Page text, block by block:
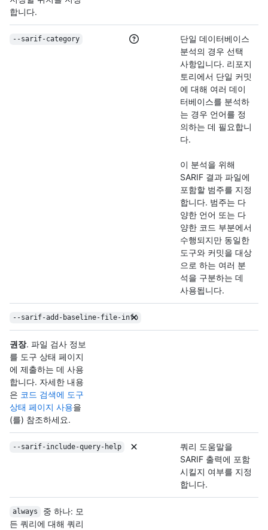
합니다.
--sarif-category
단일 데이터베이스
분석의 경우 선택
사항입니다. 리포지
토리에서 단일 커밋
에 대해 여러 데이
터베이스를 분석하
는 경우 언어를 정
의하는 데 필요합니
다.
이 분석을 위해
SARIF 결과 파일에
포함할 범주를 지정
합니다. 범주는 다
양한 언어 또는 다
양한 코드 부분에서
수행되지만 동일한
도구와 커밋을 대상
으로 하는 여러 분
석을 구분하는 데
사용됩니다.
--sarif-add-baseline-file-info
권장. 파일 검사 정보
를 도구 상태 페이지
에 제출하는 데 사용
합니다. 자세한 내용
은 코드 검색에 도구
상태 페이지 사용을
(를) 참조하세요.
--sarif-include-query-help
쿼리 도움말을
SARIF 출력에 포함
시킬지 여부를 지정
합니다.
always
중 하나: 모
든 쿼리에 대해 쿼리